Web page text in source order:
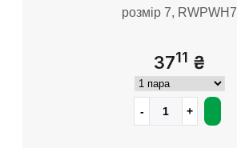
розмір 7, RWPWH7
3711 ₴